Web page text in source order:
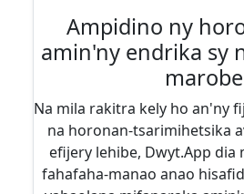
Ampidino ny
amin'ny endrika sy
marobe
Na mila rakitra kely ho an'ny
na horonan-tsarimihetsika
efijery lehibe, Dwyt.App dia
fahafaha-manao anao